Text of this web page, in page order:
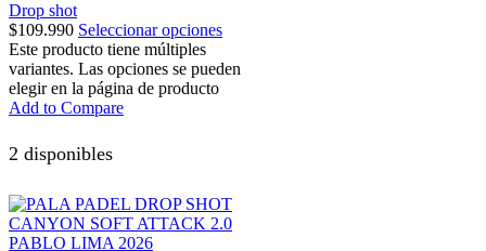
Drop shot
$109.990 Seleccionar opciones
Este producto tiene múltiples
variantes. Las opciones se pueden
elegir en la página de producto
Add to Compare
2 disponibles